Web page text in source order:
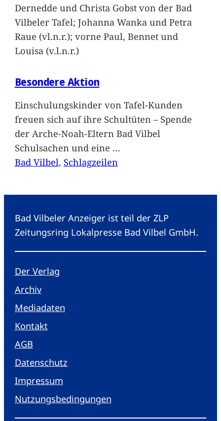
Dernedde und Christa Gobst von der Bad
Vilbeler Tafel; Johanna Wanka und Petra
Raue (vl.n.r.); vorne Paul, Bennet und
Louisa (v.l.n.r.)
Besondere Aktion
Einschulungskinder von Tafel-Kunden
freuen sich auf ihre Schultüten – Spende
der Arche-Noah-Eltern Bad Vilbel
Schulsachen und eine …
Bad Vilbel, Schlagzeilen
Bad Vilbeler Anzeiger ist teil der ZLP
Zeitungsring Lokalpresse Bad Vilbel GmbH.
Der Verlag
Archiv
Mediadaten
Kontakt
AGB
Datenschutz
Impressum
Nutzungsbedingungen